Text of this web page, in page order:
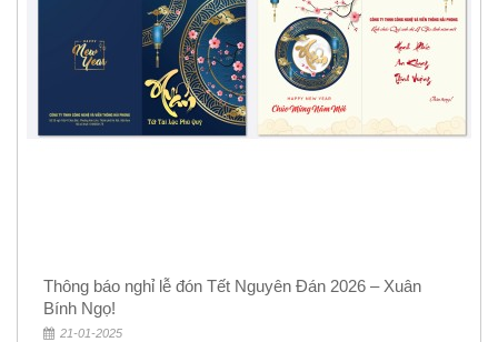
Thông báo nghỉ lễ đón Tết Nguyên Đán 2026 – Xuân
Bính Ngọ!
21-01-2025